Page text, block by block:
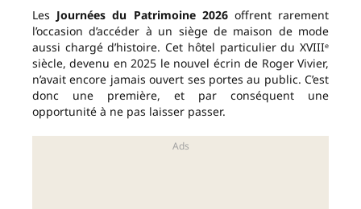
Les Journées du Patrimoine 2026offrent rarement
l’occasion d’accéder à un siège de maison de mode
aussi chargé d’histoire. Cet hôtel particulier du XVIIIᵉ
siècle, devenu en 2025 le nouvel écrin de Roger Vivier,
n’avait encore jamais ouvert ses portes au public. C’est
donc une première, et par conséquent une
opportunité à ne pas laisser passer.